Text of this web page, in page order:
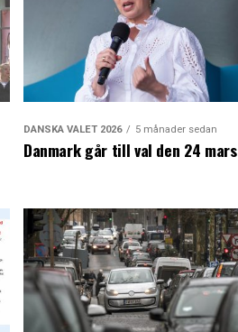
DANSKA VALET 2026 5 månader sedan
Danmark går till val den 24 mars